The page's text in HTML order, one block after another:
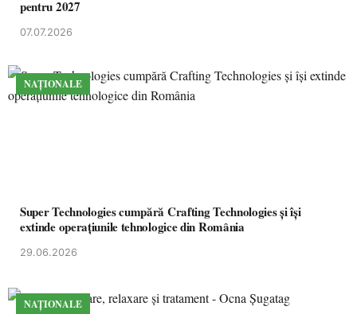
pentru 2027
07.07.2026
NAȚIONALE
Super Technologies cumpără Crafting Technologies și își
extinde operațiunile tehnologice din România
29.06.2026
NAȚIONALE